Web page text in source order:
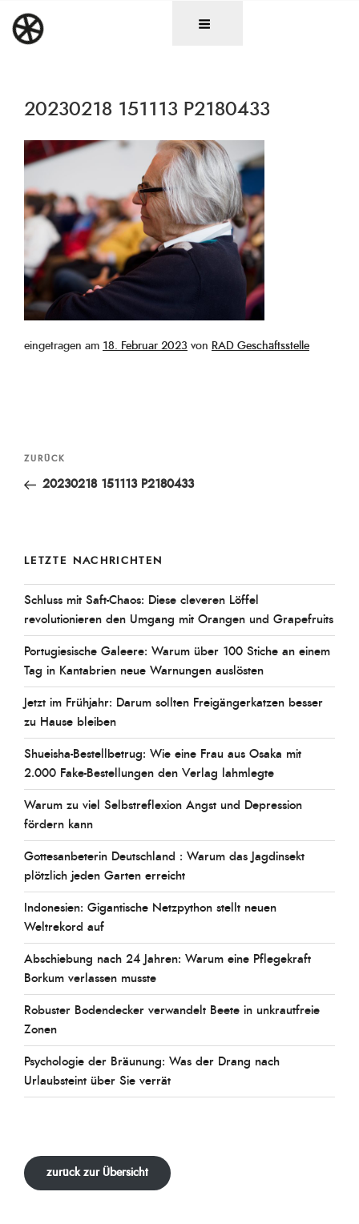
Inhalt
springen
20230218 151113 P2180433
eingetragen am Veröffentlicht
18. Februar 2023 von RAD Geschäftsstelle
Beitragsnavigation
Vorheriger
Beitrag
ZURÜCK
20230218 151113 P2180433
LETZTE NACHRICHTEN
Schluss mit Saft-Chaos: Diese cleveren Löffel
revolutionieren den Umgang mit Orangen und Grapefruits
Portugiesische Galeere: Warum über 100 Stiche an einem
Tag in Kantabrien neue Warnungen auslösten
Jetzt im Frühjahr: Darum sollten Freigängerkatzen besser
zu Hause bleiben
Shueisha-Bestellbetrug: Wie eine Frau aus Osaka mit
2.000 Fake-Bestellungen den Verlag lahmlegte
Warum zu viel Selbstreflexion Angst und Depression
fördern kann
Gottesanbeterin Deutschland : Warum das Jagdinsekt
plötzlich jeden Garten erreicht
Indonesien: Gigantische Netzpython stellt neuen
Weltrekord auf
Abschiebung nach 24 Jahren: Warum eine Pflegekraft
Borkum verlassen musste
Robuster Bodendecker verwandelt Beete in unkrautfreie
Zonen
Psychologie der Bräunung: Was der Drang nach
Urlaubsteint über Sie verrät
zurück zur Übersicht